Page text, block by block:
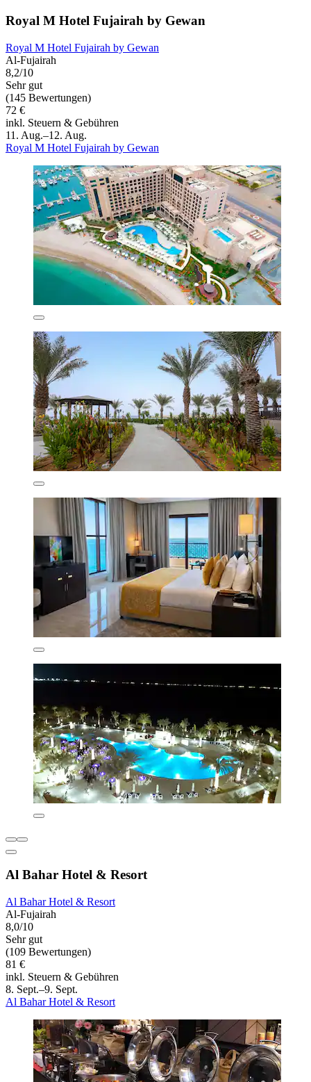
Royal M Hotel Fujairah by Gewan
Royal M Hotel Fujairah by Gewan
Al-Fujairah
8,2/10
Sehr gut
(145 Bewertungen)
72 €
inkl. Steuern & Gebühren
11. Aug.–12. Aug.
Royal M Hotel Fujairah by Gewan
Al Bahar Hotel & Resort
Al Bahar Hotel & Resort
Al-Fujairah
8,0/10
Sehr gut
(109 Bewertungen)
81 €
inkl. Steuern & Gebühren
8. Sept.–9. Sept.
Al Bahar Hotel & Resort